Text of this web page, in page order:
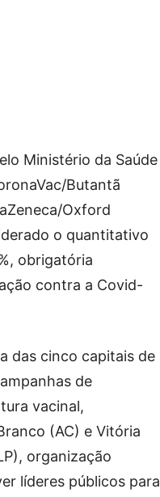
Ministério da Saúde
Butantã
Oxford
o quantitativo
obrigatória
contra a Covid-
das cinco capitais de
de
vacinal,
(AC) e Vitória
organização
líderes públicos para